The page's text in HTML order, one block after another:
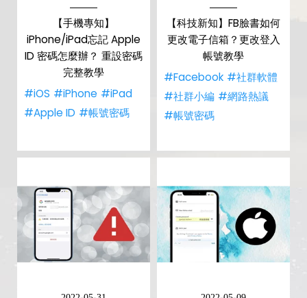
【手機專知】
iPhone/iPad忘記 Apple
ID 密碼怎麼辦？ 重設密碼
完整教學
#iOS #iPhone #iPad
#Apple ID #帳號密碼
【科技新知】FB臉書如何
更改電子信箱？更改登入
帳號教學
#Facebook #社群軟體
#社群小編 #網路熱議
#帳號密碼